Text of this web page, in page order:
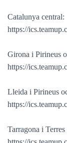
Catalunya central:
https://
Girona i Pirineus
https://
Lleida i Pirineus
https://
Tarragona i Terres